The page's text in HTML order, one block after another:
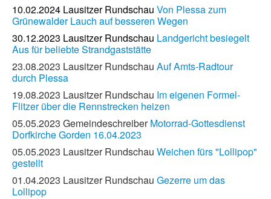
10.02.2024 Lausitzer Rundschau Von Plessa zum
Grünewalder Lauch auf besseren Wegen
30.12.2023 Lausitzer Rundschau Landgericht besiegelt
Aus für beliebte Strandgaststätte
23.08.2023 Lausitzer Rundschau Auf Amts-Radtour
durch Plessa
19.08.2023 Lausitzer Rundschau Im eigenen Formel-
Flitzer über die Rennstrecken heizen
05.05.2023 GemeindeschreiberMotorrad-Gottesdienst
Dorfkirche Gorden 16.04.2023
05.05.2023 Lausitzer Rundschau Weichen fürs "Lollipop"
gestellt
01.04.2023 Lausitzer Rundschau Gezerre um das
Lollipop